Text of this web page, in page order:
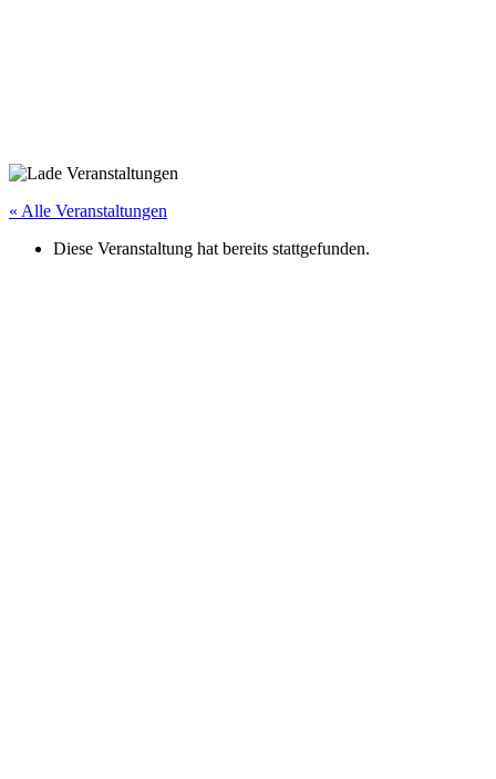
« Alle Veranstaltungen
Diese Veranstaltung hat bereits stattgefunden.